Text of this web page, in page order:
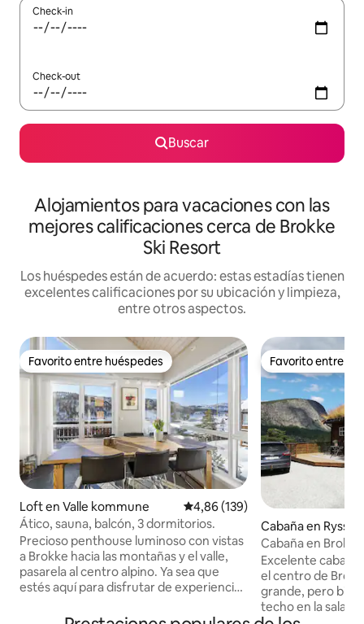
Check-in
Check-out
Buscar
Alojamientos para vacaciones con las
mejores calificaciones cerca de Brokke
Ski Resort
Los huéspedes están de acuerdo: estas estadías tienen
excelentes calificaciones por su ubicación y limpieza,
entre otros aspectos.
Favorito entre huéspedes
Favorito entre huéspedes
Loft en Valle kommune Calificación promedio: 4,86 de
4,86 (139)
Ático, sauna, balcón, 3 dormitorios.
Precioso penthouse luminoso con vistas
a Brokke hacia las montañas y el valle,
pasarela al centro alpino. Ya sea que
estés aquí para disfrutar de experiencias
Suleskar, esperamos y creemos que
Favorito entre
Favorito entre
Cabaña en
Cabaña en
8
Excelente
el centro de
grande, pero bien
techo en la sala